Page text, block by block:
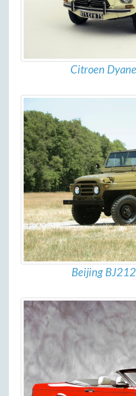
Citroen
Beijing